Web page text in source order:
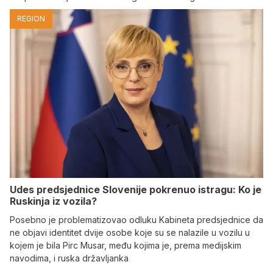
REGION
Udes predsjednice Slovenije pokrenuo istragu: Ko je
Ruskinja iz vozila?
Posebno je problematizovao odluku Kabineta predsjednice da
ne objavi identitet dvije osobe koje su se nalazile u vozilu u
kojem je bila Pirc Musar, među kojima je, prema medijskim
navodima, i ruska državljanka